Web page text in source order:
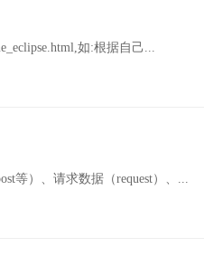
如:根据自己...
等）、请求数据（request）、...